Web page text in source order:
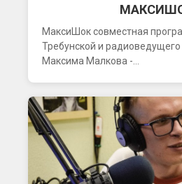
МаксиШок совместная
Требунской и радиоведущего
Максима Малкова -...